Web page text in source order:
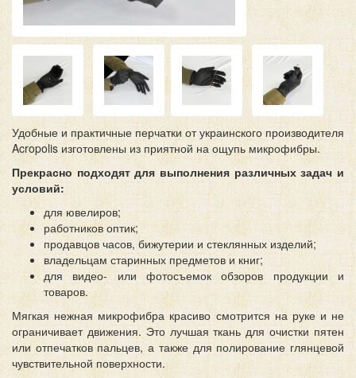
Удобные и практичные перчатки от украинского производителя
Acropolis изготовлены из приятной на ощупь микрофибры.
Прекрасно подходят для выполнения различных задач и
условий:
для ювелиров;
работников оптик;
продавцов часов, бижутерии и стеклянных изделий;
владельцам старинных предметов и книг;
для видео- или фотосъемок обзоров продукции и
товаров.
Мягкая нежная микрофибра красиво смотрится на руке и не
ограничивает движения. Это лучшая ткань для очистки пятен
или отпечатков пальцев, а также для полирование глянцевой
чувствительной поверхности.